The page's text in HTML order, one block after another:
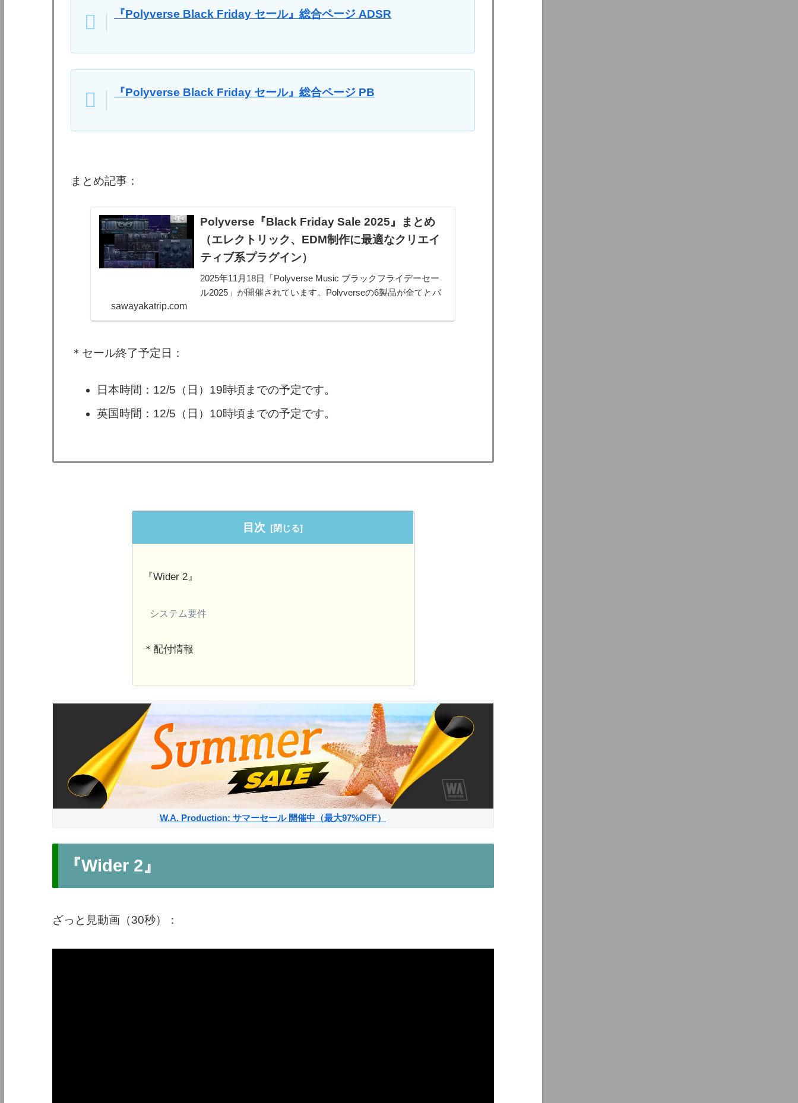
『Polyverse Black Friday セール』総合ページ ADSR
『Polyverse Black Friday セール』総合ページ PB
まとめ記事：
Polyverse『Black Friday Sale 2025』まとめ
（エレクトリック、EDM制作に最適なクリエイ
ティブ系プラグイン）
2025年11月18日「Polyverse Music ブラックフライデーセー
ル2025」が開催されています。Polyverseの6製品が全てとバ
WISH」「Manipulator」の3つの製品はサイケデリックトラン
sawayakatrip.com
＊セール終了予定日：
日本時間：12/5（日）19時頃までの予定です。
英国時間：12/5（日）10時頃までの予定です。
目次
『Wider 2』
システム要件
＊配付情報
W.A. Production: サマーセール 開催中（最大97%OFF）
『Wider 2』
ざっと見動画（30秒）：